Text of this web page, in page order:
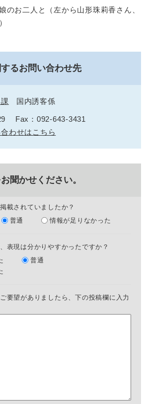
のお二人と（左から山形珠莉香さん、
るお問い合わせ先
国内誘客係
Fax：092-643-3431
わせはこちら
聞かせください。
載されていましたか？
普通 情報が足りなかった
表現は分かりやすかったですか？
普通
要望がありましたら、下の投稿欄に入力